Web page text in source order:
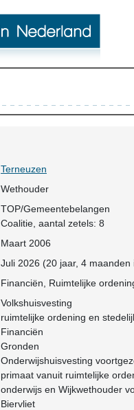
Terneuzen
Wethouder
TOP/Gemeentebelangen
Coalitie , aantal zetels: 8
Maart 2006
Juli 2026 (20 jaar, 4 maanden
Financiën, Ruimtelijke
Volkshuisvesting
ruimtelijke ordening en
Financiën
Gronden
Onderwijshuisvesting
primaat vanuit ruimtelijke
onderwijs en Wijkwethouder
Biervliet